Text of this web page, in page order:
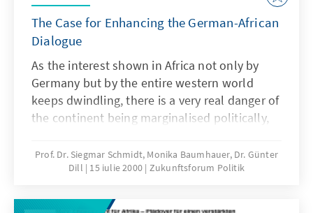
The Case for Enhancing the German-African
Dialogue
As the interest shown in Africa not only by
Germany but by the entire western world
keeps dwindling, there is a very real danger of
the continent being marginalised politically,
Prof. Dr. Siegmar Schmidt, Monika Baumhauer, Dr. Günter
Dill
15 iulie 2000 Zukunftsforum Politik